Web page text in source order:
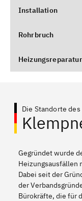
Installation
Rohrbruch
Heizungsreparatur
Die Standorte des
Gegründet wurde
Heizungsausfällen
Dabei seit der
der
Bürokräfte, die für